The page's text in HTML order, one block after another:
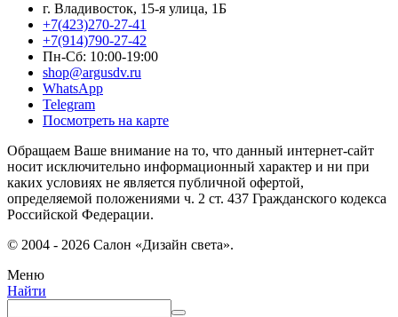
г. Владивосток, 15-я улица, 1Б
+7(423)270-27-41
+7(914)790-27-42
Пн-Сб: 10:00-19:00
shop@argusdv.ru
WhatsApp
Telegram
Посмотреть на карте
Обращаем Ваше внимание на то, что данный интернет-сайт
носит исключительно информационный характер и ни при
каких условиях не является публичной офертой,
определяемой положениями ч. 2 ст. 437 Гражданского кодекса
Российской Федерации.
© 2004 - 2026 Салон «Дизайн света».
Меню
Найти